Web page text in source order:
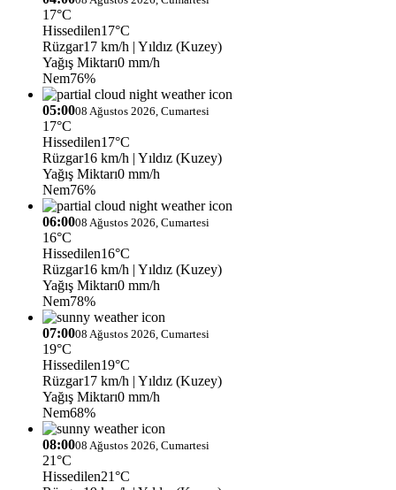
17°C
Hissedilen17°C
Rüzgar17 km/h | Yıldız (Kuzey)
Yağış Miktarı0 mm/h
Nem76%
05:0008 Ağustos 2026, Cumartesi
17°C
Hissedilen17°C
Rüzgar16 km/h | Yıldız (Kuzey)
Yağış Miktarı0 mm/h
Nem76%
06:0008 Ağustos 2026, Cumartesi
16°C
Hissedilen16°C
Rüzgar16 km/h | Yıldız (Kuzey)
Yağış Miktarı0 mm/h
Nem78%
07:0008 Ağustos 2026, Cumartesi
19°C
Hissedilen19°C
Rüzgar17 km/h | Yıldız (Kuzey)
Yağış Miktarı0 mm/h
Nem68%
08:0008 Ağustos 2026, Cumartesi
21°C
Hissedilen21°C